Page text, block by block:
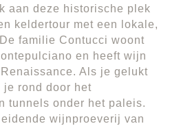
aan deze historische plek
keldertour met een lokale,
familie Contucci woont
en heeft wijn
Als je gelukt
rond door het
tunnels onder het paleis.
wijnproeverij van